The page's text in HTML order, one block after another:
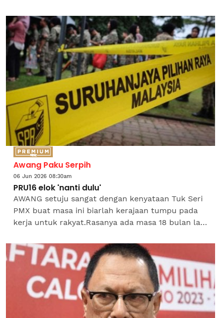
penggalnya tidak lama...
Awang Paku Serpih
06 Jun 2026 08:30am
PRU16 elok 'nanti dulu'
AWANG setuju sangat dengan kenyataan Tuk Seri
PMX buat masa ini biarlah kerajaan tumpu pada
kerja untuk rakyat.Rasanya ada masa 18 bulan lagi
dan darab...